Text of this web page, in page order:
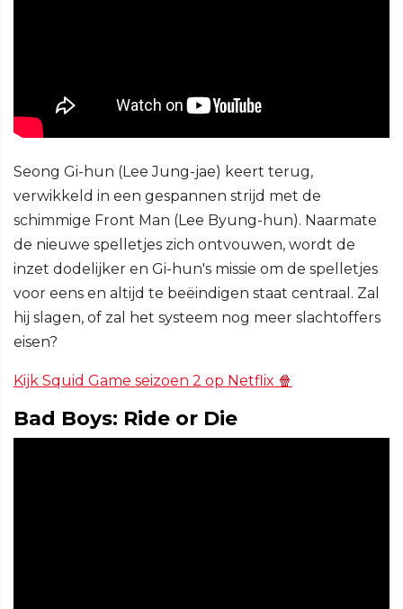
Seong Gi-hun (Lee Jung-jae) keert terug,
verwikkeld in een gespannen strijd met de
schimmige Front Man (Lee Byung-hun). Naarmate
de nieuwe spelletjes zich ontvouwen, wordt de
inzet dodelijker en Gi-hun's missie om de spelletjes
voor eens en altijd te beëindigen staat centraal. Zal
hij slagen, of zal het systeem nog meer slachtoffers
eisen?
Kijk Squid Game seizoen 2 op Netflix 🍿
Bad Boys: Ride or Die